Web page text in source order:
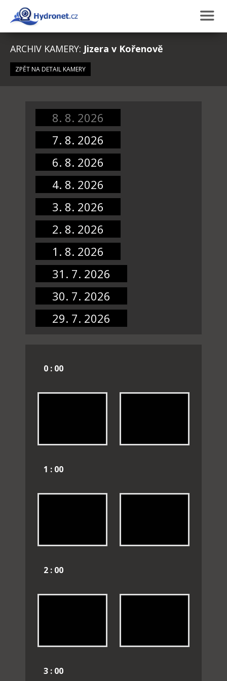
ARCHIV KAMERY: Jizera v Kořenově
ZPĚT NA DETAIL KAMERY
8. 8. 2026
7. 8. 2026
6. 8. 2026
4. 8. 2026
3. 8. 2026
2. 8. 2026
1. 8. 2026
31. 7. 2026
30. 7. 2026
29. 7. 2026
0 : 00
1 : 00
2 : 00
3 : 00